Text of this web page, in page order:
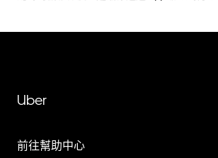
Uber
前往幫助中心